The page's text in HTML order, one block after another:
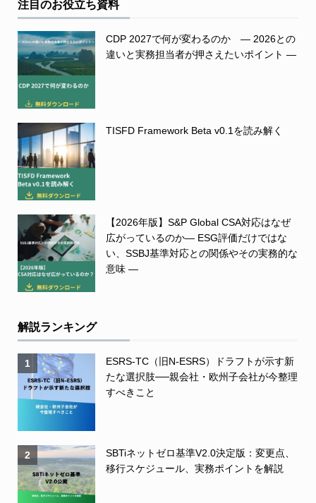
注目のお役立ち資料
CDP 2027で何が変わるのか ― 2026との
違いと実務担当者が押さえたいポイント ―
TISFD Framework Beta v0.1を読み解く
【2026年版】S&P Global CSA対応はなぜ
広がっているのか― ESG評価だけではな
い、SSBJ基準対応との関係やその実務的な
意味 ―
解説ランキング
1
ESRS-TC（旧N-ESRS）ドラフトが示す新
たな選択肢──親会社・欧州子会社が今整理
すべきこと
2
SBTiネットゼロ基準V2.0決定版：変更点、
移行スケジュール、実務ポイントを解説